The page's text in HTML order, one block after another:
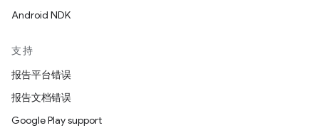
Android NDK
支持
报告平台错误
报告文档错误
Google Play support